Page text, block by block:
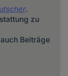
.
zu
Beiträge